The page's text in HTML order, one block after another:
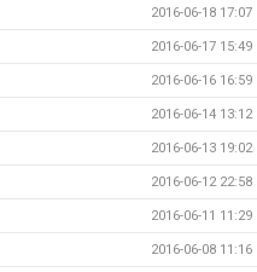
2016-06-18 17:07
2016-06-17 15:49
2016-06-16 16:59
2016-06-14 13:12
2016-06-13 19:02
2016-06-12 22:58
2016-06-11 11:29
2016-06-08 11:16